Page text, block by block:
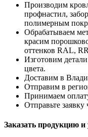
Производим
профнастил,
полимерным
Обрабатываем
красим
оттенков RAL,
Изготовим
цвета.
Доставим в
Отправим в
Принимаем
Отправьте заявку
Заказать продукцию и